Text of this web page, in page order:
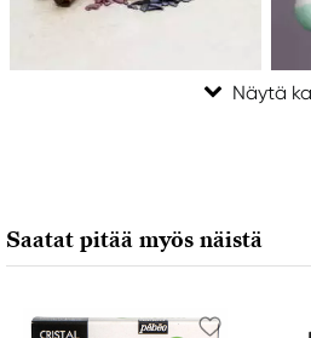
Saatat pitää myös näistä